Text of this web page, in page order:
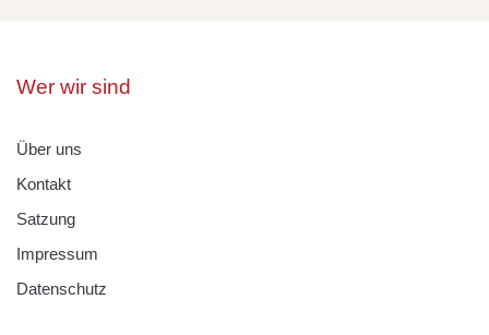
Wer wir sind
Über uns
Kontakt
Satzung
Impressum
Datenschutz